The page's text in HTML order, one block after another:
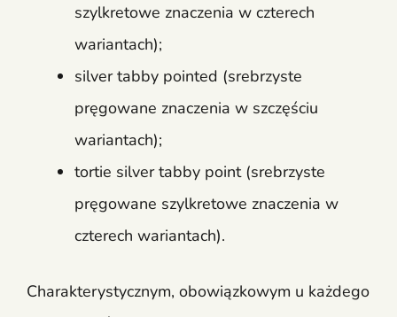
szylkretowe znaczenia w czterech
wariantach);
silver tabby pointed (srebrzyste
pręgowane znaczenia w szczęściu
wariantach);
tortie silver tabby point (srebrzyste
pręgowane szylkretowe znaczenia w
czterech wariantach).
Charakterystycznym, obowiązkowym u każdego